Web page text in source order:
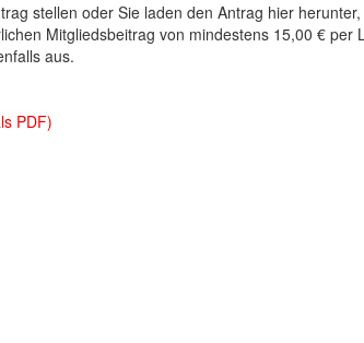
stellen oder Sie laden den Antrag hier
Mitgliedsbeitrag von mindestens 15,00 € per
aus.
PDF)